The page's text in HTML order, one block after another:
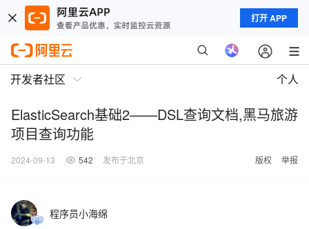
打开 APP
开发者社区 个人
ElasticSearch基础2——DSL查询文档,黑马旅游
项目查询功能
2024-09-13 542 发布于北京 版权 举报
程序员小海绵